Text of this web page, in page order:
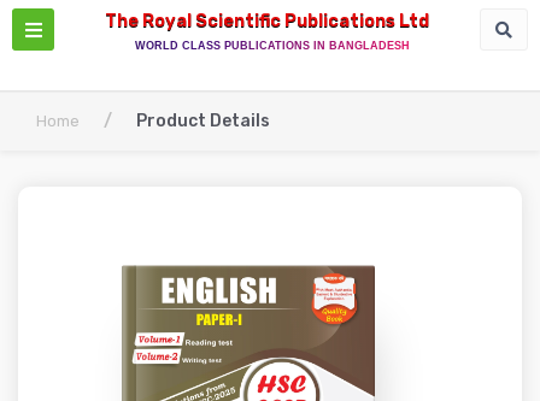
The Royal Scientific Publications Ltd
WORLD CLASS PUBLICATIONS IN BANGLADESH
Home / Product Details